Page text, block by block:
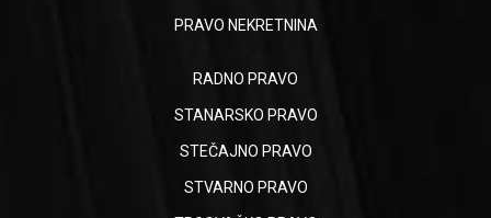
PRAVO NEKRETNINA
RADNO PRAVO
STANARSKO PRAVO
STEČAJNO PRAVO
STVARNO PRAVO